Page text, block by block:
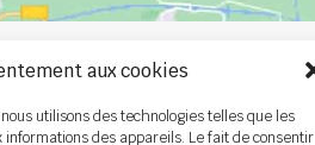
aux cookies
utilisons des technologies telles que les
des appareils. Le fait de consentir
+33 (0)2 99 00 84 84
info@burel-group.com